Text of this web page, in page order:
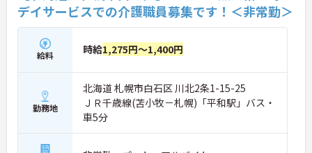
デイサービスでの介護職員募集です！＜非常勤＞
給料 時給1,275円～1,400円
勤務地
北海道 札幌市白石区 川北2条1-15-25
ＪＲ千歳線(苫小牧－札幌)「平和駅」バス・
車5分